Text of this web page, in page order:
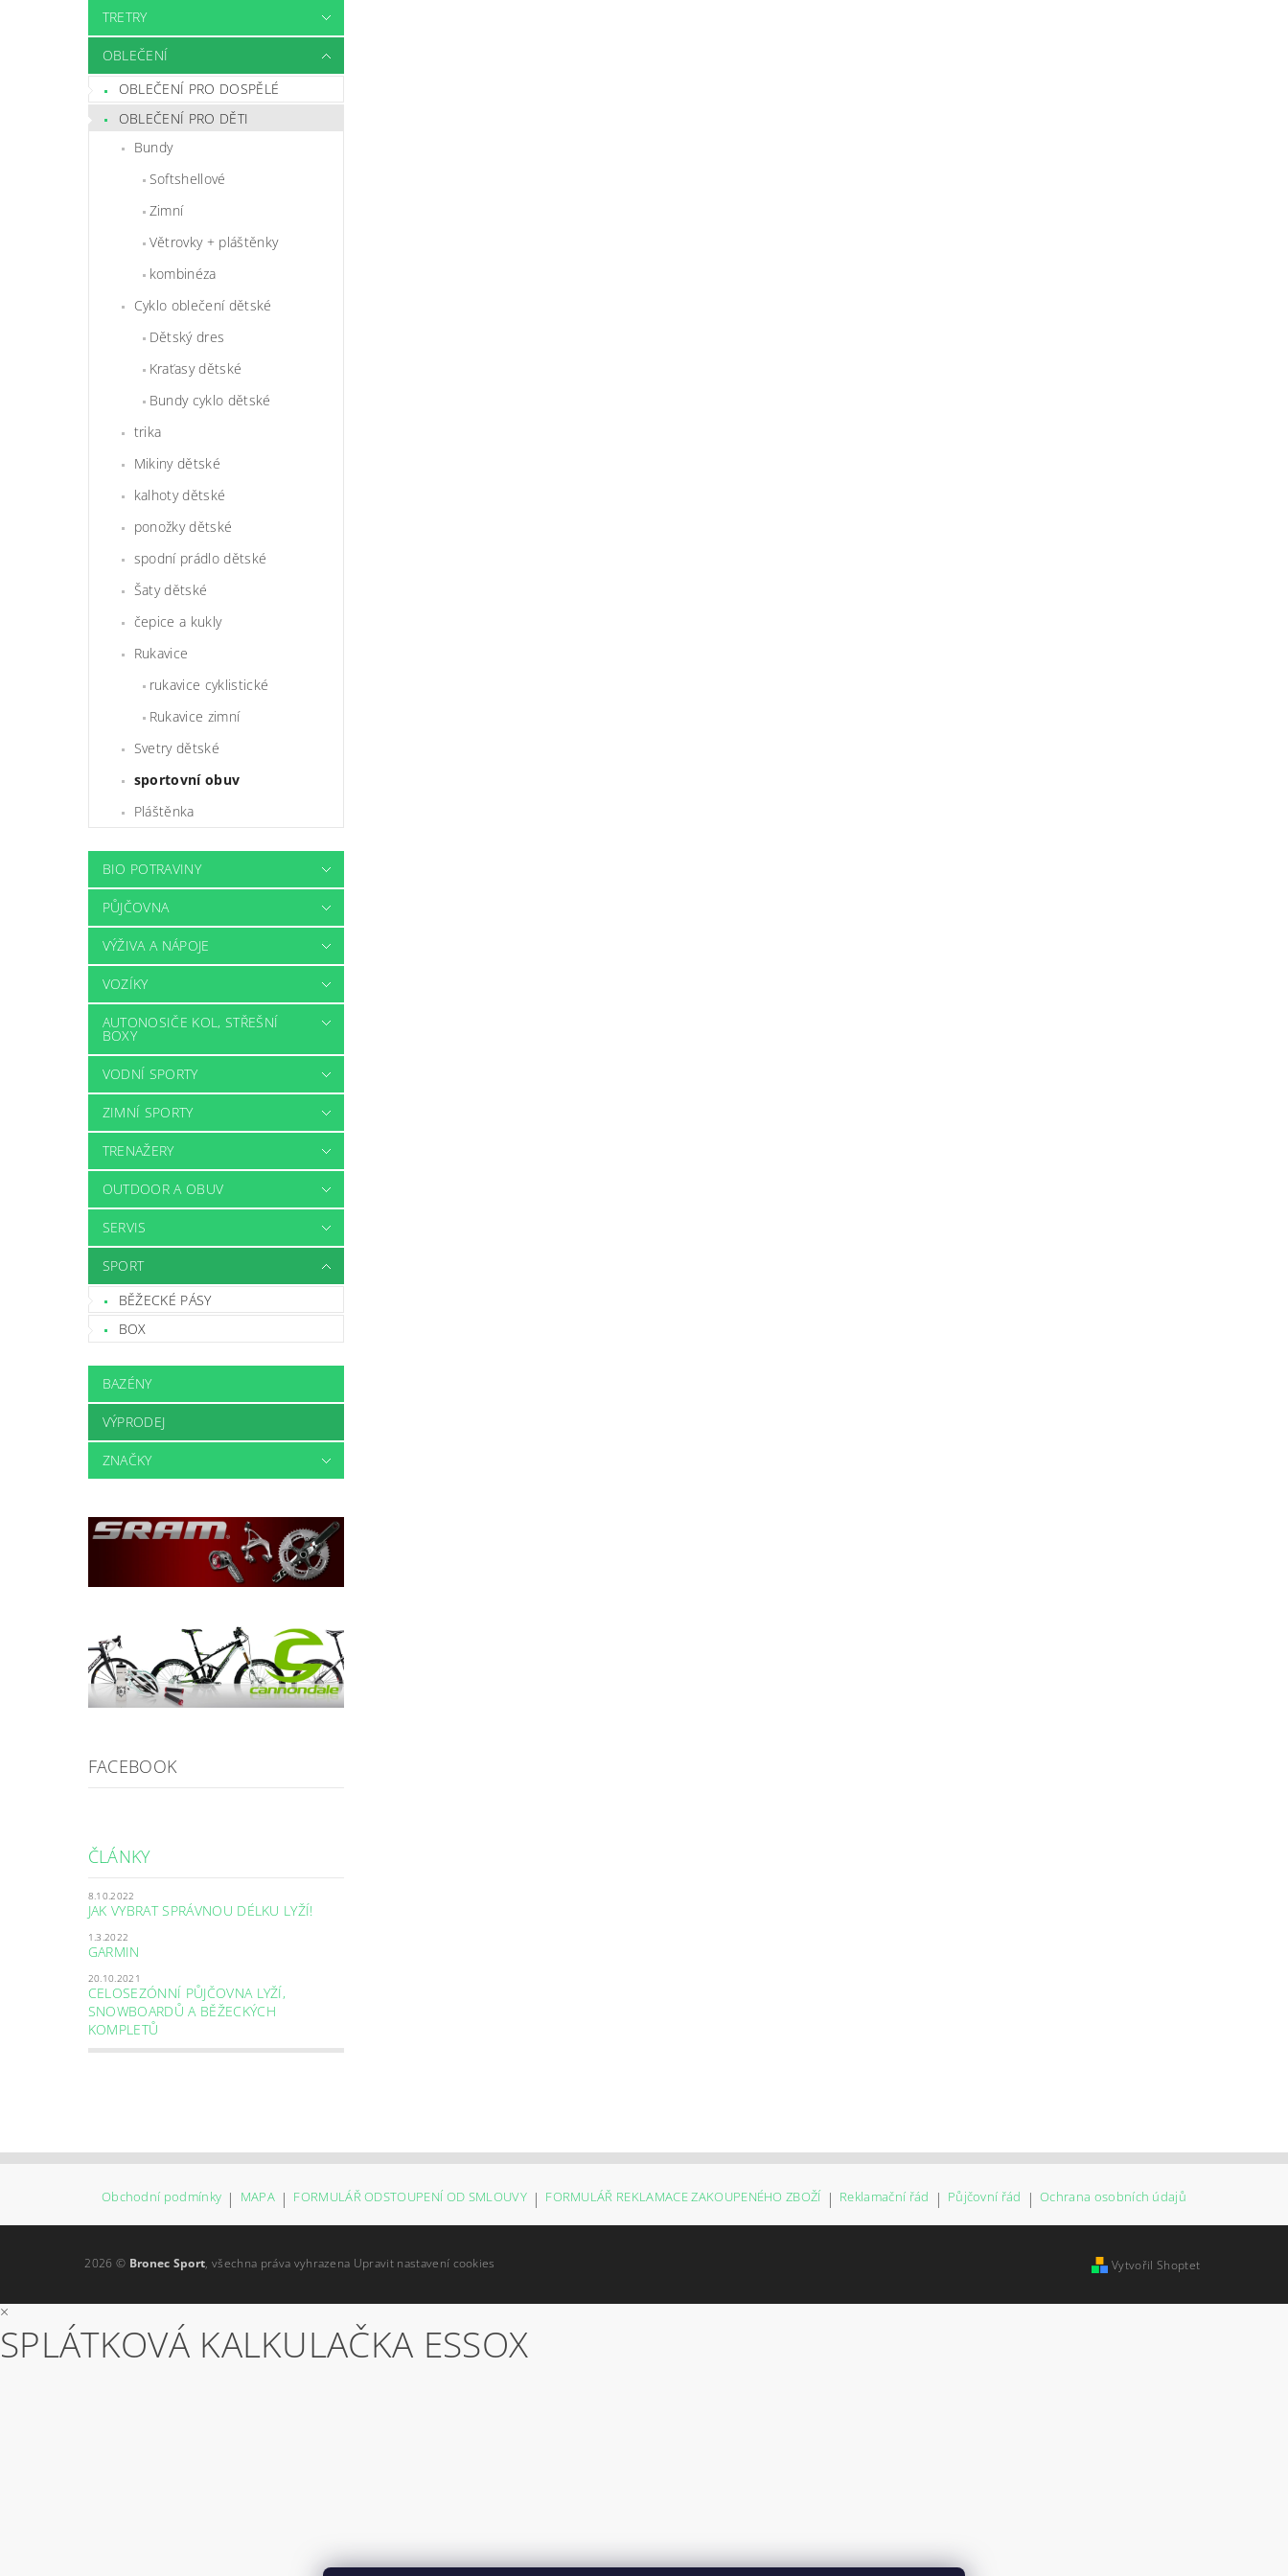
TRETRY
OBLEČENÍ
OBLEČENÍ PRO DOSPĚLÉ
OBLEČENÍ PRO DĚTI
Bundy
Softshellové
Zimní
Větrovky + pláštěnky
kombinéza
Cyklo oblečení dětské
Dětský dres
Kraťasy dětské
Bundy cyklo dětské
trika
Mikiny dětské
kalhoty dětské
ponožky dětské
spodní prádlo dětské
Šaty dětské
čepice a kukly
Rukavice
rukavice cyklistické
Rukavice zimní
Svetry dětské
sportovní obuv
Pláštěnka
BIO POTRAVINY
PŮJČOVNA
VÝŽIVA A NÁPOJE
VOZÍKY
AUTONOSIČE KOL, STŘEŠNÍ
BOXY
VODNÍ SPORTY
ZIMNÍ SPORTY
TRENAŽERY
OUTDOOR A OBUV
SERVIS
SPORT
BĚŽECKÉ PÁSY
BOX
BAZÉNY
VÝPRODEJ
ZNAČKY
FACEBOOK
ČLÁNKY
8.10.2022
JAK VYBRAT SPRÁVNOU DÉLKU LYŽÍ!
1.3.2022
GARMIN
20.10.2021
CELOSEZÓNNÍ PŮJČOVNA LYŽÍ,
SNOWBOARDŮ A BĚŽECKÝCH
KOMPLETŮ
Obchodní podmínky | MAPA | FORMULÁŘ ODSTOUPENÍ OD SMLOUVY | FORMULÁŘ REKLAMACE ZAKOUPENÉHO ZBOŽÍ | Reklamační řád | Půjčovní řád | Ochrana osobních údajů
2026 © Bronec Sport, všechna práva vyhrazena Upravit nastavení cookies Vytvořil Shoptet
×
SPLÁTKOVÁ KALKULAČKA ESSOX